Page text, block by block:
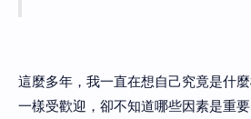
這麼多年，我一直在想自己究竟是什
一樣受歡迎，卻不知道哪些因素是重